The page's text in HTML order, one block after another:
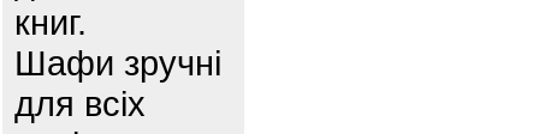
книг.
Шафи зручні
для всіх